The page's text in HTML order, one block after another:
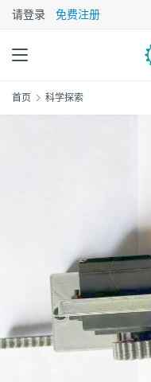
请登录 免费注册
首页 科学探索